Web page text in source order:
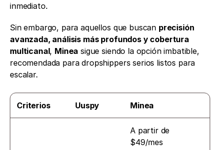
inmediato.
Sin embargo, para aquellos que buscan precisión
avanzada, análisis más profundos y cobertura
multicanal, Minea sigue siendo la opción imbatible,
recomendada para dropshippers serios listos para
escalar.
Criterios Uuspy Minea
A partir de
$49/mes